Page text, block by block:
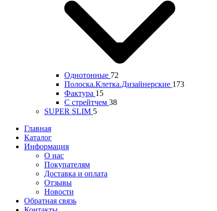
Однотонные 72
Полоска.Клетка.Дизайнерские 173
Фактура 15
С стрейтчем 38
SUPER SLIM 5
Главная
Каталог
Информация
О нас
Покупателям
Доставка и оплата
Отзывы
Новости
Обратная связь